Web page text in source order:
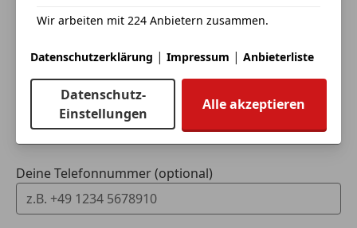
Deine E-Mail
Deine Telefonnummer (optional)
Wir arbeiten mit 224 Anbietern zusammen.
Datenschutzerklärung | Impressum | Anbieterliste
Datenschutz-
Einstellungen
Alle akzeptieren